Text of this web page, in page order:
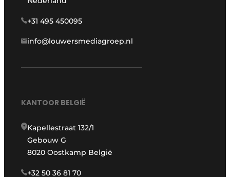
+31 495 450095
info@louwersmediagroep.nl
KANTOOR BELGIË
Kapellestraat 132/1
Gebouw G
8020 Oostkamp België
+32 50 36 81 70